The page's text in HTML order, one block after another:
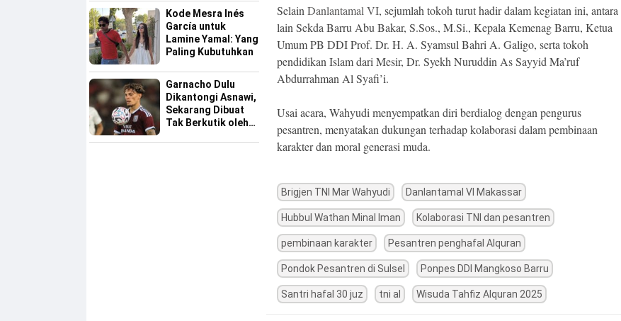
Sinjai
Kode Mesra Inés
García untuk
Lamine Yamal: Yang
Paling Kubutuhkan
Garnacho Dulu
Dikantongi Asnawi,
Sekarang Dibuat
Tak Berkutik oleh
SelainDanlantamal VI, sejumlah tokoh turut hadir dalam kegiatan ini, antara
lain Sekda Barru Abu Bakar, S.Sos., M.Si., Kepala Kemenag Barru, Ketua
Umum PB DDI Prof. Dr. H. A. Syamsul Bahri A. Galigo, serta tokoh
pendidikan Islam dari Mesir, Dr. Syekh Nuruddin As Sayyid Ma’ruf
Abdurrahman Al Syafi’i.
Usai acara, Wahyudi menyempatkan diri berdialog dengan pengurus
pesantren, menyatakan dukungan terhadap kolaborasi dalam pembinaan
karakter dan moral generasi muda.
Brigjen TNI Mar Wahyudi Danlantamal VI Makassar
Hubbul Wathan Minal Iman Kolaborasi TNI dan pesantren
pembinaan karakter Pesantren penghafal Alquran
Pondok Pesantren di Sulsel Ponpes DDI Mangkoso Barru
Santri hafal 30 juz tni al Wisuda Tahfiz Alquran 2025